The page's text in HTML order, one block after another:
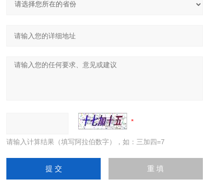
请输入计算结果（填写阿拉伯数字），如：三加四=7